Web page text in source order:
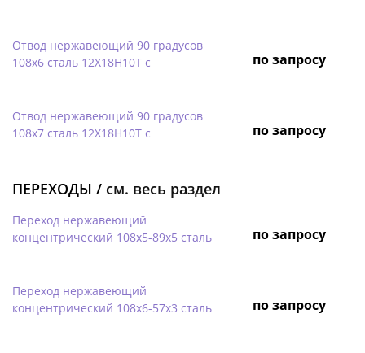
Отвод нержавеющий 90 градусов
108х6 сталь 12Х18Н10Т с
по запросу
Отвод нержавеющий 90 градусов
108х7 сталь 12Х18Н10Т с
по запросу
ПЕРЕХОДЫ / см. весь раздел
Переход нержавеющий
концентрический 108х5-89х5 сталь
по запросу
Переход нержавеющий
концентрический 108х6-57х3 сталь
по запросу